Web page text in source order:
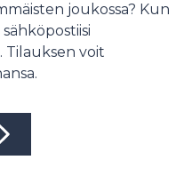
joukossa? Kun
voit